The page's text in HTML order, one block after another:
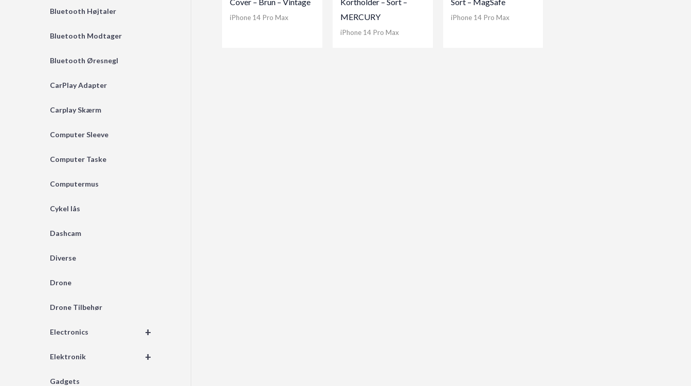
Bluetooth Højtaler
Bluetooth Modtager
Bluetooth Øresnegl
CarPlay Adapter
Carplay Skærm
Computer Sleeve
Computer Taske
Computermus
Cykel lås
Dashcam
Diverse
Drone
Drone Tilbehør
+
Electronics
+
Elektronik
Gadgets
iPhone 14 Pro Max
MERCURY
iPhone 14 Pro Max
iPhone 14 Pro Max